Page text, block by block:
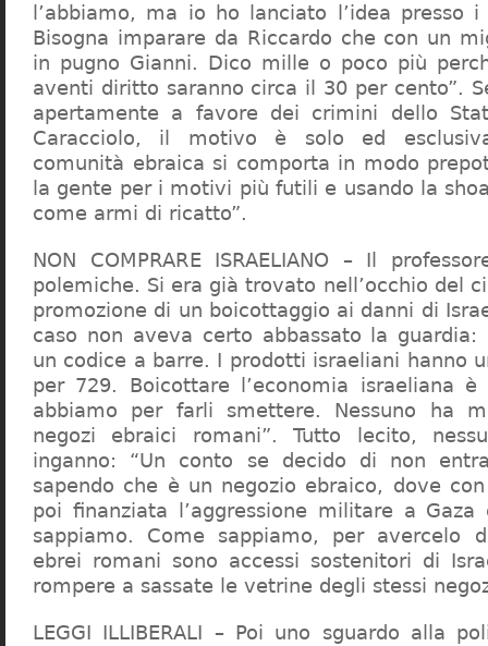
l’abbiamo, ma io ho lanciato l’idea presso
Bisogna imparare da Riccardo che con un
in pugno Gianni. Dico mille o poco più
aventi diritto saranno circa il 30 per cento”.
apertamente a favore dei crimini dello
Caracciolo, il motivo è solo ed
comunità ebraica si comporta in modo
la gente per i motivi più futili e usando la
come armi di ricatto”.
NON COMPRARE ISRAELIANO – Il
polemiche. Si era già trovato nell’occhio del
promozione di un boicottaggio ai danni di
caso non aveva certo abbassato la guardia:
un codice a barre. I prodotti israeliani hanno
per 729. Boicottare l’economia israeliana è
abbiamo per farli smettere. Nessuno ha
negozi ebraici romani”. Tutto lecito,
inganno: “Un conto se decido di non
sapendo che è un negozio ebraico, dove
poi finanziata l’aggressione militare a
sappiamo. Come sappiamo, per avercelo
ebrei romani sono accessi sostenitori di
rompere a sassate le vetrine degli stessi
LEGGI ILLIBERALI – Poi uno sguardo alla